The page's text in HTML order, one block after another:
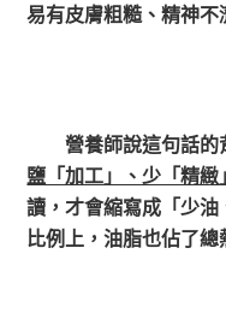
易有皮膚粗糙、精神不
營養師說這句話的
鹽「加工」、少「精緻
讀，才會縮寫成「少
比例上，油脂也佔了總